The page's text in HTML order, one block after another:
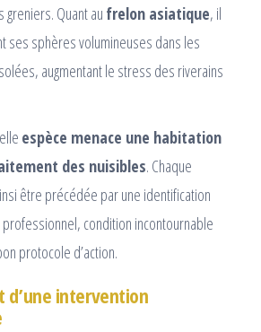
greniers. Quant au frelon asiatique, il
ses sphères volumineuses dans les
augmentant le stress des riverains
espèce menace une habitation
des nuisibles. Chaque
être précédée par une identification
condition incontournable
protocole d’action.
d’une intervention